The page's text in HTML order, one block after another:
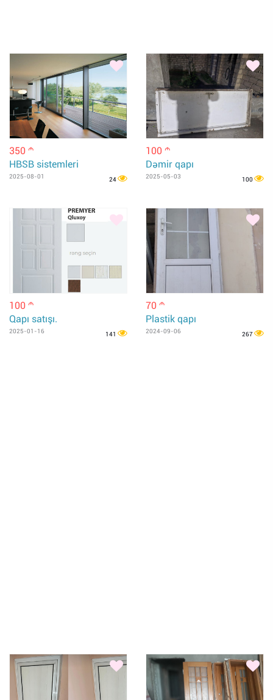
350 m
HBSB sistemleri
2025-08-01 24
100 m
Dəmir qapı
2025-05-03 100
100 m
Qapı satışı.
2025-01-16 141
70 m
Plastik qapı
2024-09-06 267